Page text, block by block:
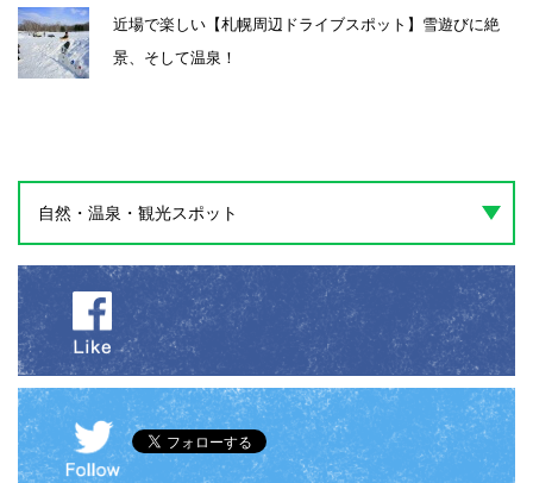
近場で楽しい【札幌周辺ドライブスポット】雪遊びに絶
景、そして温泉！
自然・温泉・観光スポット